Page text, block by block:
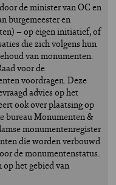
de minister van OC en
burgemeester en
– op eigen initiatief, of
die zich volgens hun
van monumenten.
voor de
voordragen. Deze
advies op het
ook over plaatsing op
bureau Monumenten &
monumentenregister
die worden verbouwd
de monumentenstatus.
het gebied van